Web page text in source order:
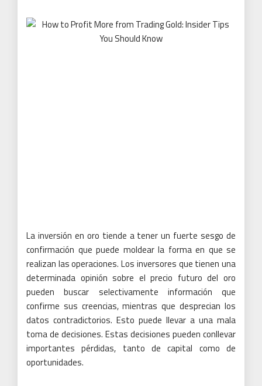
La inversión en oro tiende a tener un fuerte sesgo de
confirmación que puede moldear la forma en que se
realizan las operaciones. Los inversores que tienen una
determinada opinión sobre el precio futuro del oro
pueden buscar selectivamente información que
confirme sus creencias, mientras que desprecian los
datos contradictorios. Esto puede llevar a una mala
toma de decisiones. Estas decisiones pueden conllevar
importantes pérdidas, tanto de capital como de
oportunidades.